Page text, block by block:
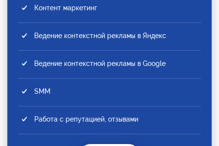
Контент маркетинг
Ведение контекстной рекламы в Яндекс
Ведение контекстной рекламы в Google
SMM
Работа с репутацией, отзывами